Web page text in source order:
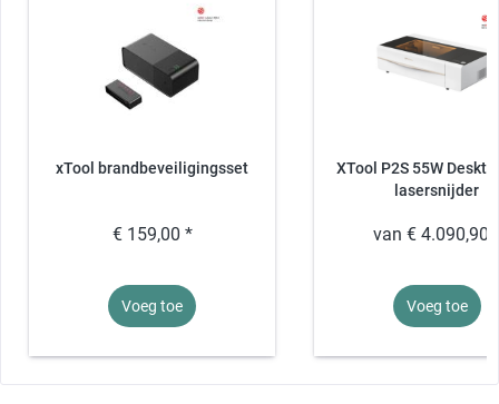
xTool brandbeveiligingsset
€ 159,00 *
Voeg toe
XTool P2S 55W
lasersnijder
van € 4.090,90
Voeg toe